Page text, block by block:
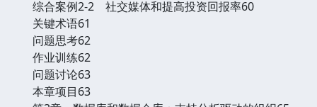
综合案例2-2 社交媒体和提高投资回报率60
关键术语61
问题思考62
作业训练62
问题讨论63
本章项目63